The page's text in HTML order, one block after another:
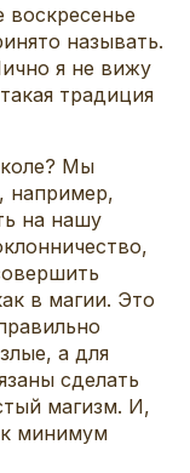
воскресенье
называть.
я не вижу
традиция
Мы
например,
на нашу
в магии. Это
а для
сделать
магизм. И,
минимум